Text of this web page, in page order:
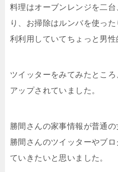
料理はオーブンレンジを二
り、お掃除はルンバを使っ
利利用していてちょっと男性
ツイッターをみてみたとこ
アップされていました。
勝間さんの家事情報が普通
勝間さんのツイッターやブ
ていきたいと思いました。